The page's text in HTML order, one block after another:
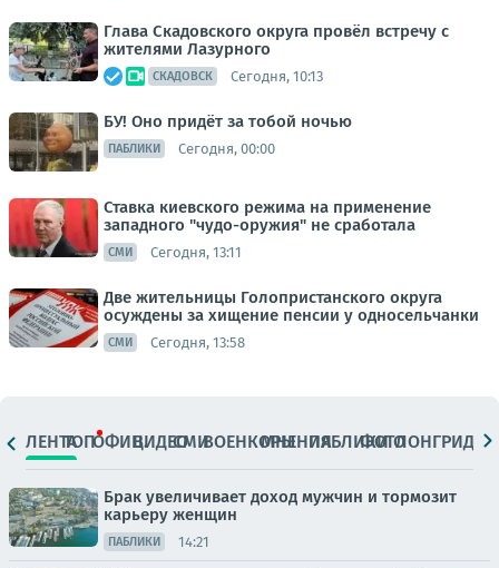
Глава Скадовского округа провёл встречу с
жителями Лазурного
СКАДОВСК Сегодня, 10:13
БУ! Оно придёт за тобой ночью
ПАБЛИКИ Сегодня, 00:00
Ставка киевского режима на применение
западного "чудо-оружия" не сработала
СМИ Сегодня, 13:11
Две жительницы Голопристанского округа
осуждены за хищение пенсии у односельчанки
СМИ Сегодня, 13:58
ЛЕНТАТОПОФИЦ.ВИДЕОСМИВОЕНКОРЫМНЕНИЯПАБЛИКИ
ФОТОЛОНГРИДЫ
Брак увеличивает доход мужчин и тормозит
карьеру женщин
ПАБЛИКИ 14:21